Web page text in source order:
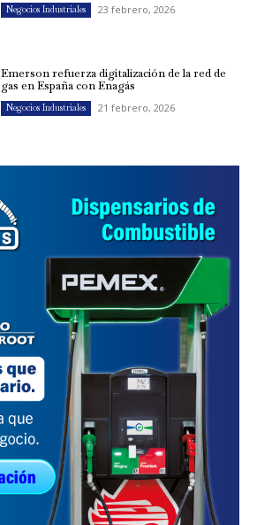
Negocios Industriales 23 febrero, 2026
Emerson refuerza digitalización de la red de
gas en España con Enagás
Negocios Industriales 21 febrero, 2026